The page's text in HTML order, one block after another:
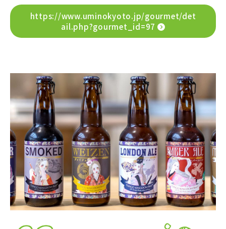
https://www.uminokyoto.jp/gourmet/det
ail.php?gourmet_id=97